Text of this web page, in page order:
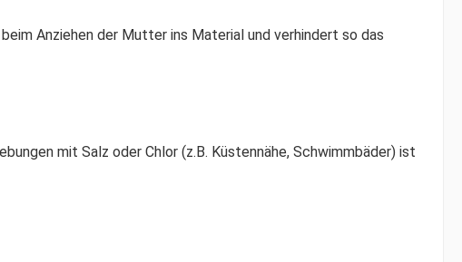
Anziehen der Mutter ins Material und verhindert so das
mit Salz oder Chlor (z.B. Küstennähe, Schwimmbäder) ist